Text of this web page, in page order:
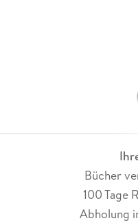
Bücher
100 Tage
Abholung